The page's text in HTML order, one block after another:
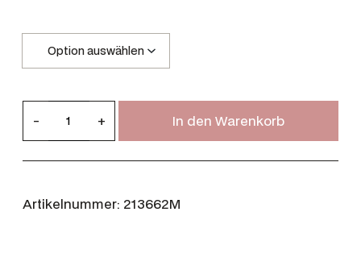
u
- + In den Warenkorb
Artikelnummer: 213662M